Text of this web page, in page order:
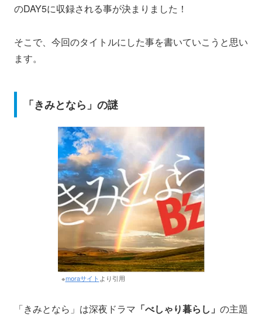
のDAY5に収録される事が決まりました！
そこで、今回のタイトルにした事を書いていこうと思い
ます。
「きみとなら」の謎
※moraサイト より引用
「きみとなら」は深夜ドラマ 「べしゃり暮らし」 の主題